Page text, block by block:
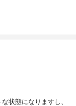
状態になりますし、